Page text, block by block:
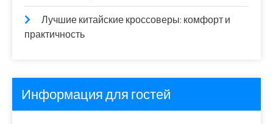
Лучшие китайские кроссоверы: комфорт и
практичность
Информация для гостей